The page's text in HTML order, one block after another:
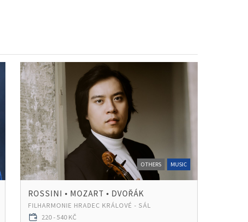
OTHERS MUSIC
ROSSINI • MOZART • DVOŘÁK
FILHARMONIE HRADEC KRÁLOVÉ - SÁL
220 - 540 KČ